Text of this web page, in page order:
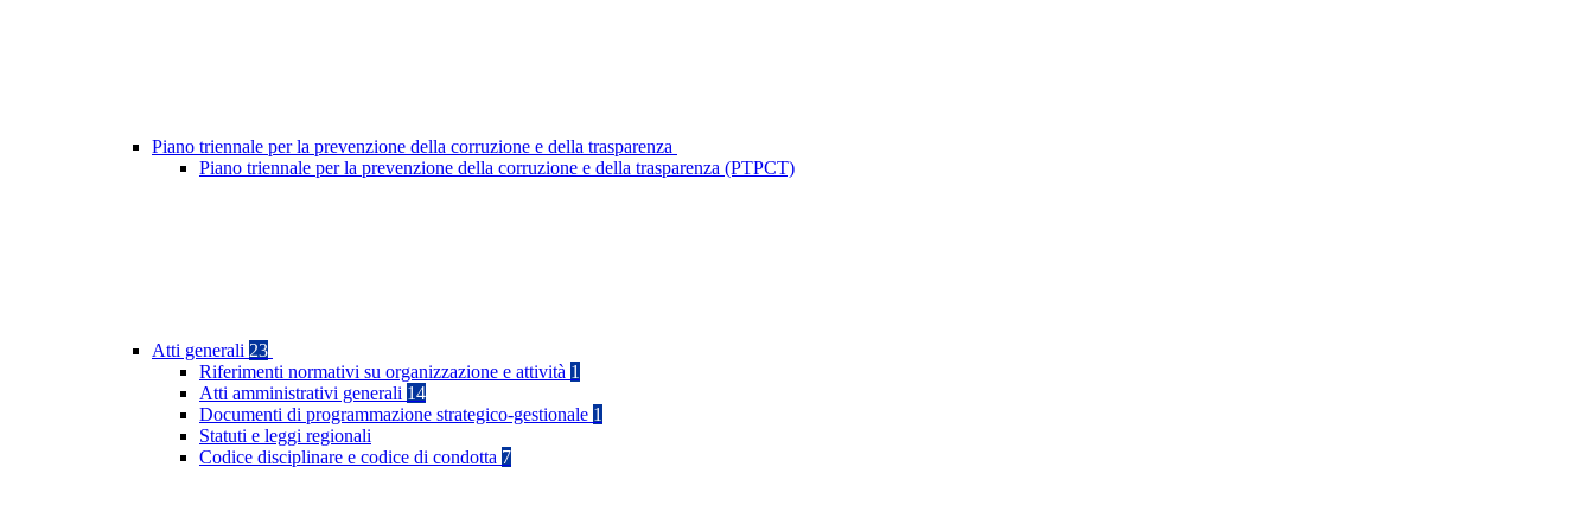
Piano triennale per la prevenzione della corruzione e della trasparenza
Piano triennale per la prevenzione della corruzione e della trasparenza (PTPCT)
Atti generali 23
Riferimenti normativi su organizzazione e attività 1
Atti amministrativi generali 14
Documenti di programmazione strategico-gestionale 1
Statuti e leggi regionali
Codice disciplinare e codice di condotta 7